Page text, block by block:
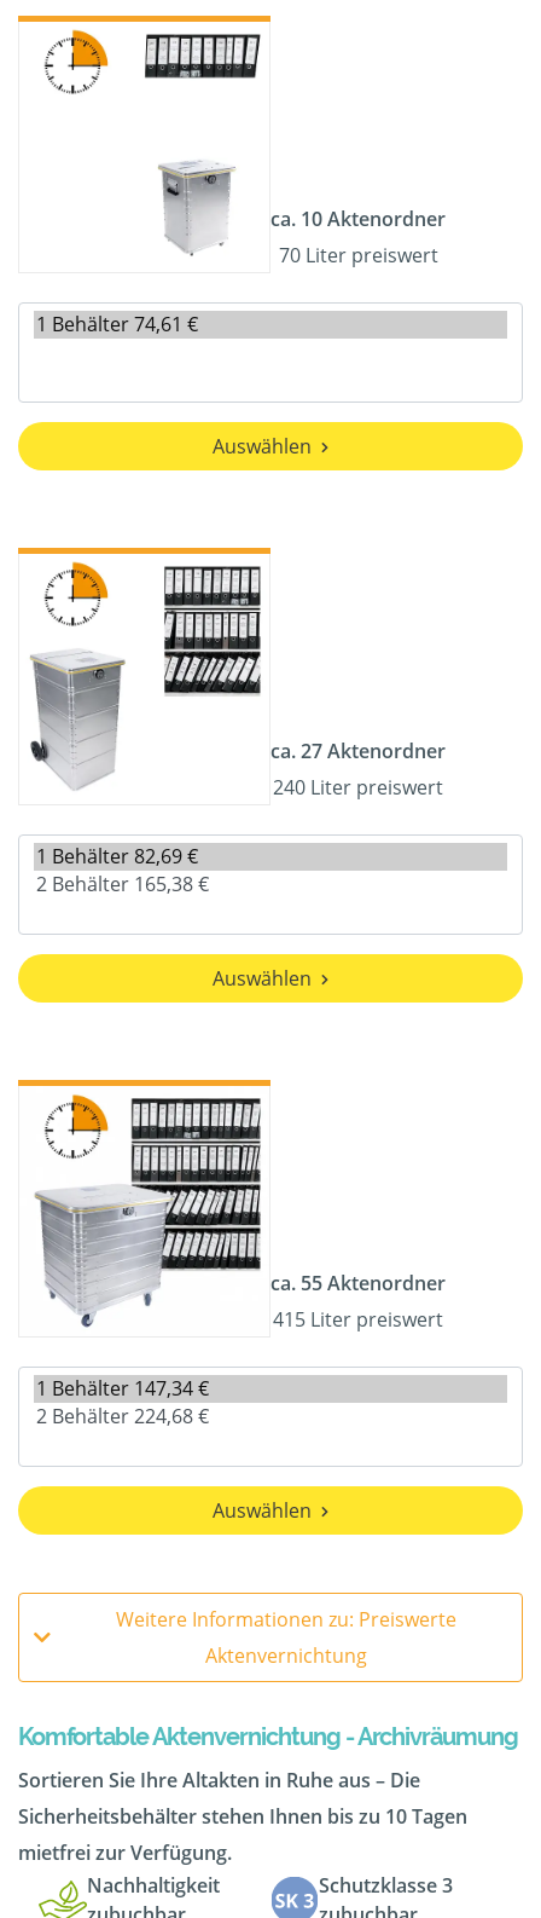
ca. 10 Aktenordner
70 Liter preiswert
Auswählen
ca. 27 Aktenordner
240 Liter preiswert
Auswählen
ca. 55 Aktenordner
415 Liter preiswert
Auswählen
Weitere Informationen zu: Preiswerte
Aktenvernichtung
Komfortable Aktenvernichtung - Archivräumung
Sortieren Sie Ihre Altakten in Ruhe aus – Die
Sicherheitsbehälter stehen Ihnen bis zu 10 Tagen
mietfrei zur Verfügung.
Nachhaltigkeit
Schutzklasse 3